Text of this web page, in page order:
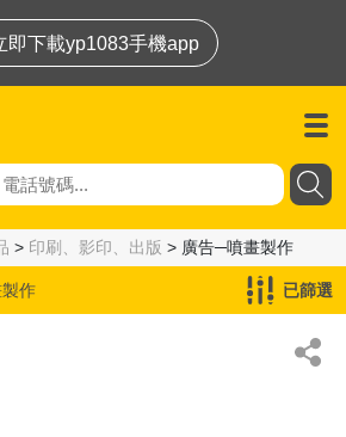
即下載yp1083手機app
> 印刷、影印、出版 > 廣告─噴畫製作
作 已篩選